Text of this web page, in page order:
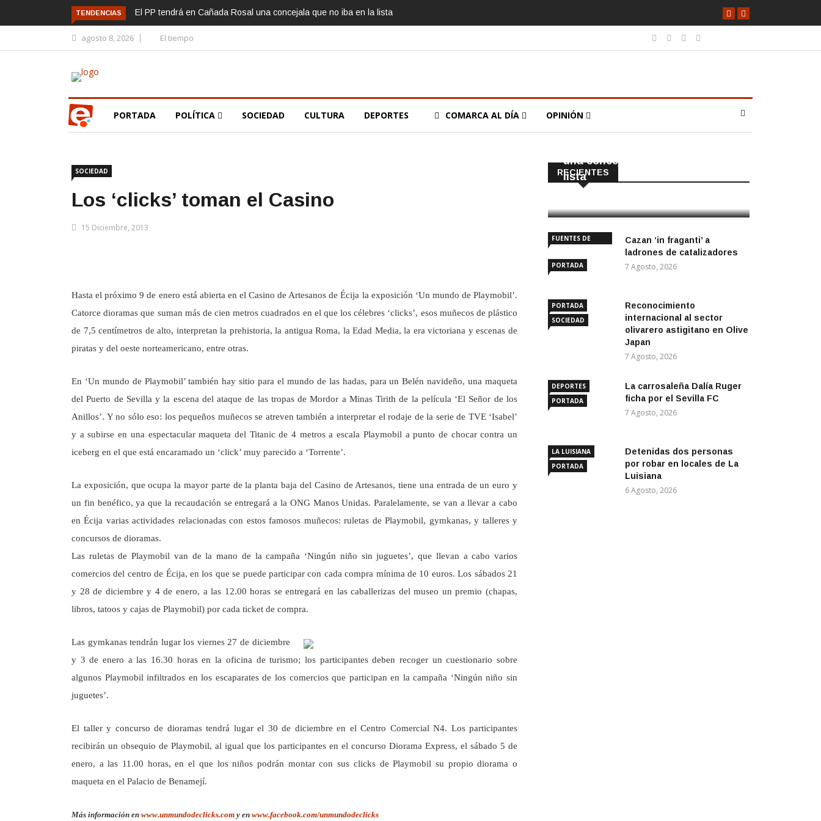
TENDENCIAS El PP tendrá en Cañada Rosal una concejala que no iba en la lista
agosto 8, 2026 El tiempo
PORTADA POLÍTICA SOCIEDAD CULTURA DEPORTES COMARCA AL DÍA OPINIÓN
SOCIEDAD
Los ‘clicks’ toman el Casino
15 Diciembre, 2013
Hasta el próximo 9 de enero está abierta en el Casino de Artesanos de Écija la exposición ‘Un mundo de Playmobil’.
Catorce dioramas que suman más de cien metros cuadrados en el que los célebres ‘clicks’, esos muñecos de plástico
de 7,5 centímetros de alto, interpretan la prehistoria, la antigua Roma, la Edad Media, la era victoriana y escenas de
piratas y del oeste norteamericano, entre otras.
En ‘Un mundo de Playmobil’ también hay sitio para el mundo de las hadas, para un Belén navideño, una maqueta
del Puerto de Sevilla y la escena del ataque de las tropas de Mordor a Minas Tirith de la película ‘El Señor de los
Anillos’. Y no sólo eso: los pequeños muñecos se atreven también a interpretar el rodaje de la serie de TVE ‘Isabel’
y a subirse en una espectacular maqueta del Titanic de 4 metros a escala Playmobil a punto de chocar contra un
iceberg en el que está encaramado un ‘click’ muy parecido a ‘Torrente’.
La exposición, que ocupa la mayor parte de la planta baja del Casino de Artesanos, tiene una entrada de un euro y
un fin benéfico, ya que la recaudación se entregará a la ONG Manos Unidas. Paralelamente, se van a llevar a cabo
en Écija varias actividades relacionadas con estos famosos muñecos: ruletas de Playmobil, gymkanas, y talleres y
concursos de dioramas.
Las ruletas de Playmobil van de la mano de la campaña ‘Ningún niño sin juguetes’, que llevan a cabo varios
comercios del centro de Écija, en los que se puede participar con cada compra mínima de 10 euros. Los sábados 21
y 28 de diciembre y 4 de enero, a las 12.00 horas se entregará en las caballerizas del museo un premio (chapas,
libros, tatoos y cajas de Playmobil) por cada ticket de compra.
Las gymkanas tendrán lugar los viernes 27 de diciembre
y 3 de enero a las 16.30 horas en la oficina de turismo; los participantes deben recoger un cuestionario sobre
algunos Playmobil infiltrados en los escaparates de los comercios que participan en la campaña ‘Ningún niño sin
juguetes’.
El taller y concurso de dioramas tendrá lugar el 30 de diciembre en el Centro Comercial N4. Los participantes
recibirán un obsequio de Playmobil, al igual que los participantes en el concurso Diorama Express, el sábado 5 de
enero, a las 11.00 horas, en el que los niños podrán montar con sus clicks de Playmobil su propio diorama o
maqueta en el Palacio de Benamejí.
Más información en www.unmundodeclicks.com y en www.facebook.com/unmundodeclicks
RECIENTES
CAÑADA ROSAL
una concejala que no iba en la
lista
FUENTES DE
PORTADA
Cazan ‘in fraganti’ a
ladrones de catalizadores
7 Agosto, 2026
PORTADA
SOCIEDAD
Reconocimiento
internacional al sector
olivarero astigitano en Olive
Japan
7 Agosto, 2026
DEPORTES
PORTADA
La carrosaleña Dalía Ruger
ficha por el Sevilla FC
7 Agosto, 2026
LA LUISIANA
PORTADA
Detenidas dos personas
por robar en locales de La
Luisiana
6 Agosto, 2026